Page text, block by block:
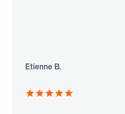
Etienne B.